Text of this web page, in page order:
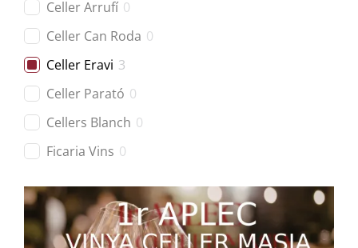
Celler Arrufí 0
Celler Can Roda 0
Celler Eravi 3
Celler Parató 0
Cellers Blanch 0
Ficaria Vins 0
Maius Viticultors 0
Mas Blanch i Jové 0